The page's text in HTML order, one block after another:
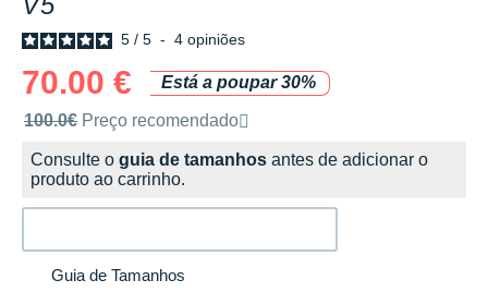
5 / 5 - 4 opiniões
70.00 €
Está a poupar 30%
Preço de venda recomendado pela marca
100.0€ Preço recomendado
Consulte o guia de tamanhos antes de adicionar o
produto ao carrinho.
Guia de Tamanhos